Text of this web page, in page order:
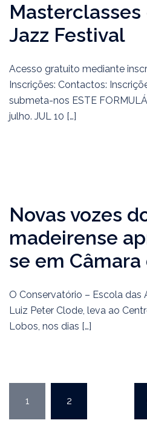
Masterclasses
Jazz Festival
Acesso gratuito mediante
Inscrições: Contactos:
submeta-nos ESTE
julho. JUL 10 […]
Novas vozes
madeirense
se em
O Conservatório – Escola das
Luiz Peter Clode, leva ao
Lobos, nos dias […]
1 2